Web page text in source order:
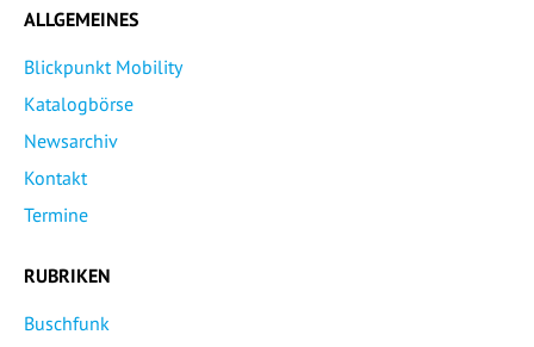
ALLGEMEINES
Blickpunkt Mobility
Katalogbörse
Newsarchiv
Kontakt
Termine
RUBRIKEN
Buschfunk